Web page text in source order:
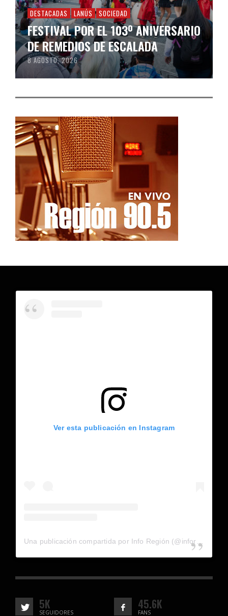
DESTACADAS LANÚS SOCIEDAD
FESTIVAL POR EL 103º ANIVERSARIO
DE REMEDIOS DE ESCALADA
8 AGOSTO, 2026
Ver esta publicación en Instagram
Una publicación compartida por Info Región (@inforegion_redes)
5K
SEGUIDORES
45.6K
FANS